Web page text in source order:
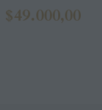
$49.000,00